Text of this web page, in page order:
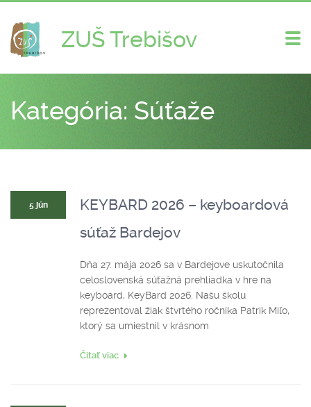
ZUŠ Trebišov
Kategória: Súťaže
5 jún
KEYBARD 2026 – keyboardová
súťaž Bardejov
Dňa 27. mája 2026 sa v Bardejove uskutočnila
celoslovenská súťažná prehliadka v hre na
keyboard, KeyBard 2026. Našu školu
reprezentoval žiak štvrtého ročníka Patrik Miľo,
ktorý sa umiestnil v krásnom
Čitať viac